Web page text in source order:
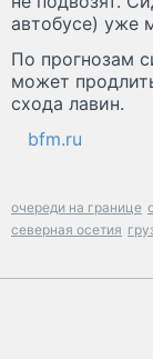
автобусе) уже
По прогнозам
может
схода лавин.
bfm.ru
очереди на границе
северная осетия